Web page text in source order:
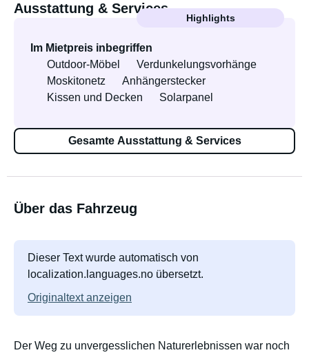
Ausstattung & Services
Highlights
Im Mietpreis inbegriffen
Outdoor-Möbel
Verdunkelungsvorhänge
Moskitonetz
Anhängerstecker
Kissen und Decken
Solarpanel
Gesamte Ausstattung & Services
Über das Fahrzeug
Dieser Text wurde automatisch von
localization.languages.no übersetzt.
Originaltext anzeigen
Der Weg zu unvergesslichen Naturerlebnissen war noch